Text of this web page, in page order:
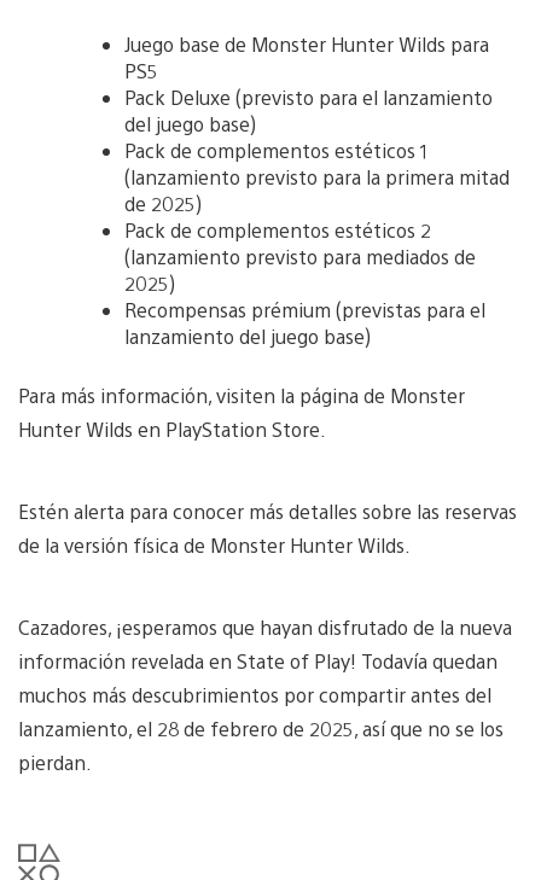
Juego base de Monster Hunter Wilds para
PS5
Pack Deluxe (previsto para el lanzamiento
del juego base)
Pack de complementos estéticos 1
(lanzamiento previsto para la primera mitad
de 2025)
Pack de complementos estéticos 2
(lanzamiento previsto para mediados de
2025)
Recompensas prémium (previstas para el
lanzamiento del juego base)
Para más información, visiten la página de Monster
Hunter Wilds en PlayStation Store.
Estén alerta para conocer más detalles sobre las reservas
de la versión física de Monster Hunter Wilds.
Cazadores, ¡esperamos que hayan disfrutado de la nueva
información revelada en State of Play! Todavía quedan
muchos más descubrimientos por compartir antes del
lanzamiento, el 28 de febrero de 2025, así que no se los
pierdan.